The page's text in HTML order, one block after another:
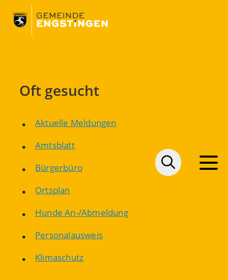
Oft gesucht
Aktuelle Meldungen
Amtsblatt
Bürgerbüro
Ortsplan
Hunde An-/Abmeldung
Personalausweis
Klimaschutz